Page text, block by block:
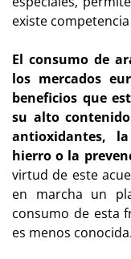
existe
El consumo de
los mercados
beneficios que
su alto
antioxidantes,
hierro o la
virtud de este
en marcha un
consumo de esta
es menos conocida.